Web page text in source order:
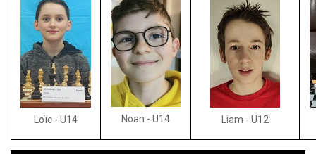
Loïc - U14 Noan - U14 Liam - U12